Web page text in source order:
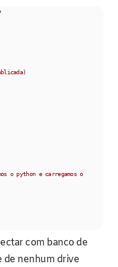
o python e carregamos o
com banco de
de nenhum drive